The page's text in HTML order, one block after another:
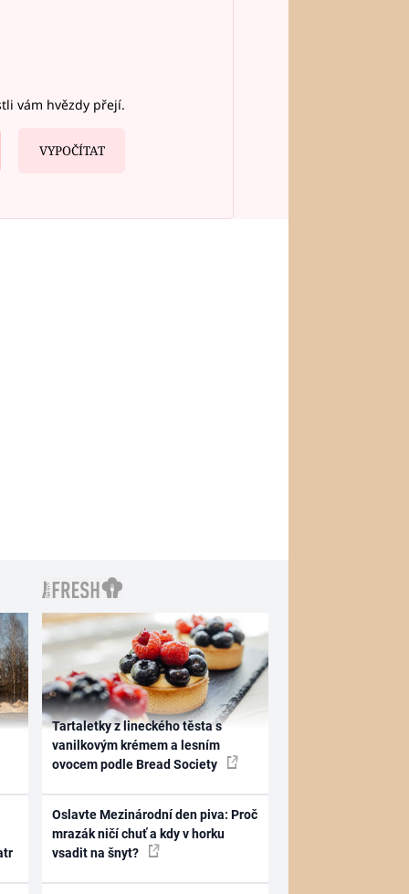
vám hvězdy přejí.
VYPOČÍTAT
Tartaletky z lineckého těsta s
vanilkovým krémem a lesním
ovocem podle Bread Society
Oslavte Mezinárodní den piva: Proč
mrazák ničí chuť a kdy v horku
vsadit na šnyt?